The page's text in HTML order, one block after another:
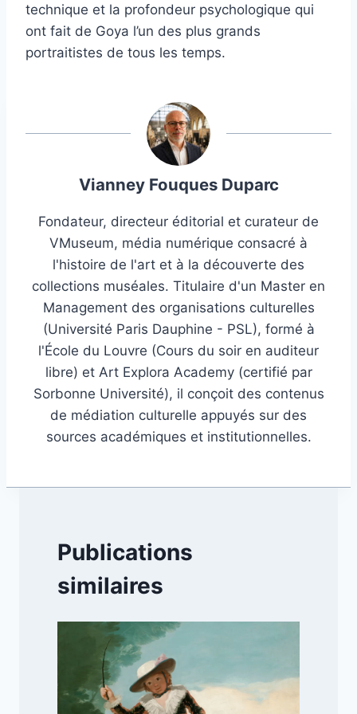
technique et la profondeur psychologique qui
ont fait de Goya l’un des plus grands
portraitistes de tous les temps.
Vianney Fouques Duparc
Fondateur, directeur éditorial et curateur de
VMuseum, média numérique consacré à
l'histoire de l'art et à la découverte des
collections muséales. Titulaire d'un Master en
Management des organisations culturelles
(Université Paris Dauphine - PSL), formé à
l'École du Louvre (Cours du soir en auditeur
libre) et Art Explora Academy (certifié par
Sorbonne Université), il conçoit des contenus
de médiation culturelle appuyés sur des
sources académiques et institutionnelles.
Publications
similaires